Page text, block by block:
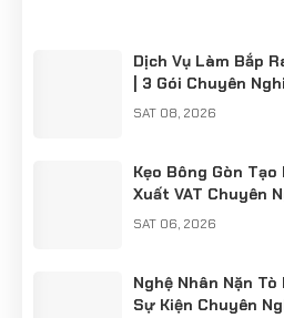
Dịch Vụ Làm Bắp
| 3 Gói Chuyên
SAT 08, 2026
Kẹo Bông Gòn Tạo
Xuất VAT Chuyên
SAT 06, 2026
Nghệ Nhân Nặn Tò
Sự Kiện Chuyên